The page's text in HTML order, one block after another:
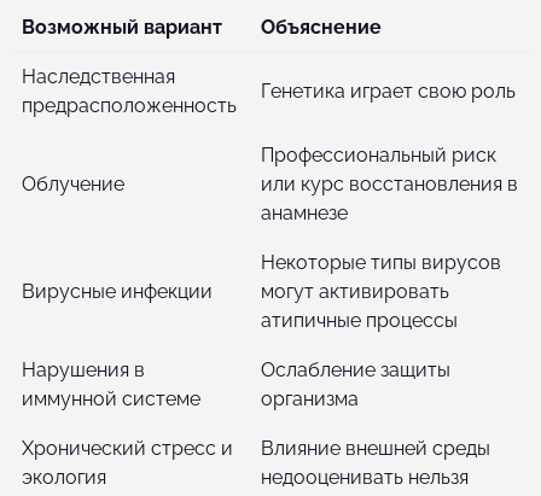
Возможный вариант Объяснение
Наследственная
предрасположенность
Генетика играет свою роль
Облучение
Профессиональный риск
или курс восстановления в
анамнезе
Вирусные инфекции
Некоторые типы вирусов
могут активировать
атипичные процессы
Нарушения в
иммунной системе
Ослабление защиты
организма
Хронический стресс и
экология
Влияние внешней среды
недооценивать нельзя